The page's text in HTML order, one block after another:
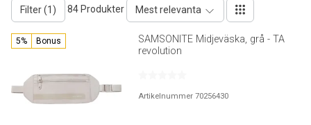
Filter (1) 84 Produkter Mest relevanta
5% Bonus
SAMSONITE Midjeväska, grå - TA
revolution
Artikelnummer 70256430